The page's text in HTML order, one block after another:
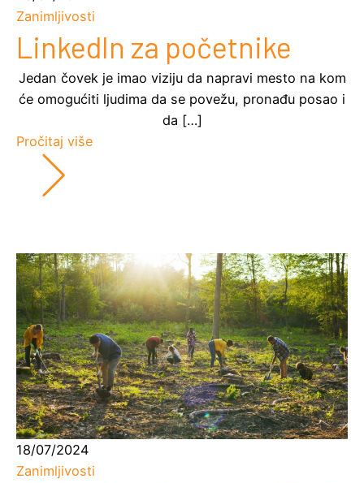
Zanimljivosti
LinkedIn za početnike
Jedan čovek je imao viziju da napravi mesto na kom
će omogućiti ljudima da se povežu, pronađu posao i
da […]
Pročitaj više
18/07/2024
Zanimljivosti